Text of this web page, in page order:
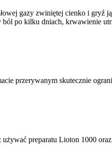
gazy zwiniętej cienko i gryź
ból po kilku dniach, krwawienie
przerywanym skutecznie
preparatu Lioton 1000